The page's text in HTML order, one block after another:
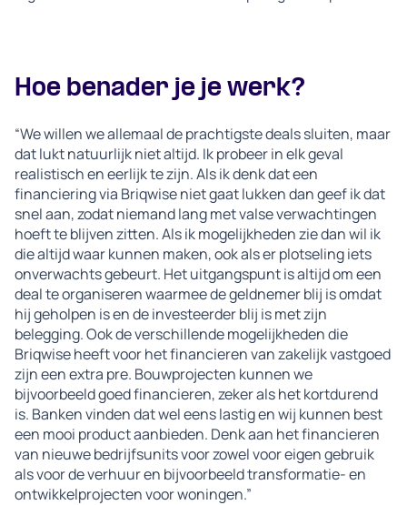
Hoe benader je je werk?
“We willen we allemaal de prachtigste deals sluiten, maar
dat lukt natuurlijk niet altijd. Ik probeer in elk geval
realistisch en eerlijk te zijn. Als ik denk dat een
financiering via Briqwise niet gaat lukken dan geef ik dat
snel aan, zodat niemand lang met valse verwachtingen
hoeft te blijven zitten. Als ik mogelijkheden zie dan wil ik
die altijd waar kunnen maken, ook als er plotseling iets
onverwachts gebeurt. Het uitgangspunt is altijd om een
deal te organiseren waarmee de geldnemer blij is omdat
hij geholpen is en de investeerder blij is met zijn
belegging. Ook de verschillende mogelijkheden die
Briqwise heeft voor het financieren van zakelijk vastgoed
zijn een extra pre. Bouwprojecten kunnen we
bijvoorbeeld goed financieren, zeker als het kortdurend
is. Banken vinden dat wel eens lastig en wij kunnen best
een mooi product aanbieden. Denk aan het financieren
van nieuwe bedrijfsunits voor zowel voor eigen gebruik
als voor de verhuur en bijvoorbeeld transformatie- en
ontwikkelprojecten voor woningen.”